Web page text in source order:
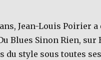
Jean-Louis Poirier
Blues Sinon Rien, sur
du style sous toutes